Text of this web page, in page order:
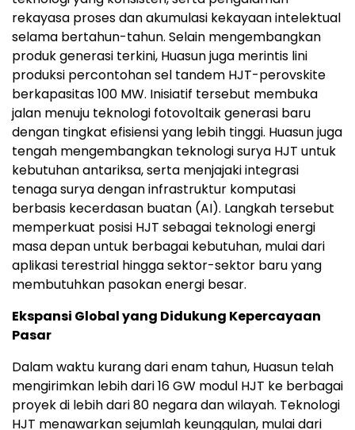
rekayasa proses dan akumulasi kekayaan intelektual
selama bertahun-tahun. Selain mengembangkan
produk generasi terkini, Huasun juga merintis lini
produksi percontohan sel tandem HJT-perovskite
berkapasitas 100 MW. Inisiatif tersebut membuka
jalan menuju teknologi fotovoltaik generasi baru
dengan tingkat efisiensi yang lebih tinggi. Huasun juga
tengah mengembangkan teknologi surya HJT untuk
kebutuhan antariksa, serta menjajaki integrasi
tenaga surya dengan infrastruktur komputasi
berbasis kecerdasan buatan (AI). Langkah tersebut
memperkuat posisi HJT sebagai teknologi energi
masa depan untuk berbagai kebutuhan, mulai dari
aplikasi terestrial hingga sektor-sektor baru yang
membutuhkan pasokan energi besar.
Ekspansi Global yang Didukung Kepercayaan
Pasar
Dalam waktu kurang dari enam tahun, Huasun telah
mengirimkan lebih dari 16 GW modul HJT ke berbagai
proyek di lebih dari 80 negara dan wilayah. Teknologi
HJT menawarkan sejumlah keunggulan, mulai dari